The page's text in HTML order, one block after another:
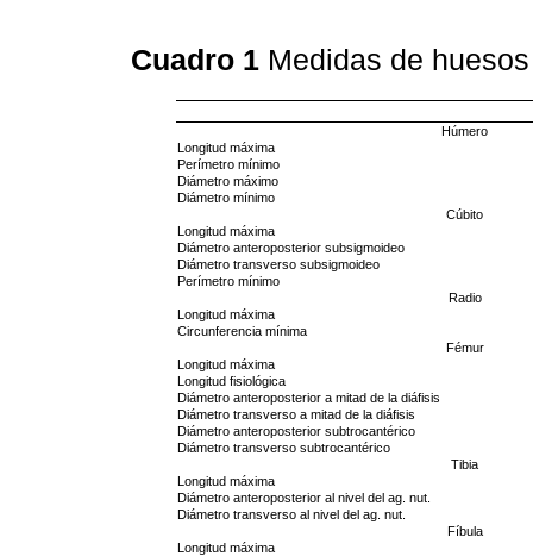
Cuadro 1 Medidas de
Húmero
Longitud máxima
Perímetro mínimo
Diámetro máximo
Diámetro mínimo
Cúbito
Longitud máxima
Diámetro anteroposterior subsigmoideo
Diámetro transverso subsigmoideo
Perímetro mínimo
Radio
Longitud máxima
Circunferencia mínima
Fémur
Longitud máxima
Longitud fisiológica
Diámetro anteroposterior a mitad de la diáfisis
Diámetro transverso a mitad de la diáfisis
Diámetro anteroposterior subtrocantérico
Diámetro transverso subtrocantérico
Tibia
Longitud máxima
Diámetro anteroposterior al nivel del ag. nut.
Diámetro transverso al nivel del ag. nut.
Fíbula
Longitud máxima